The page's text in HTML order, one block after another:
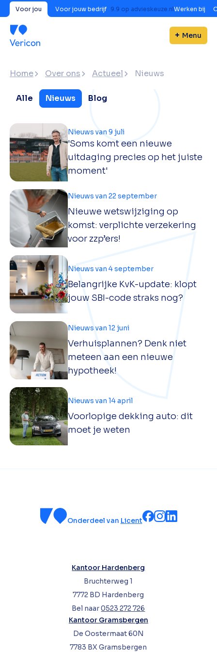
Voor jou Voor jouw bedrijf 9.9 op advieskeuze.nlWerken bij
Menu
Home Over ons Actueel Nieuws
Alle Nieuws Blog
'Soms komt een nieuwe
uitdaging precies op het juiste
moment'
Nieuws van 9 juli
Nieuwe wetswijziging op
komst: verplichte verzekering
voor zzp’ers!
Nieuws van 22 september
Belangrijke KvK-update: klopt
jouw SBI-code straks nog?
Nieuws van 4 september
Verhuisplannen? Denk niet
meteen aan een nieuwe
hypotheek!
Nieuws van 12 juni
Voorlopige dekking auto: dit
moet je weten
Nieuws van 14 april
Onderdeel van Licent
Kantoor Hardenberg
Bruchterweg 1
7772 BD Hardenberg
Bel naar0523 272 726
Kantoor Gramsbergen
De Oostermaat 60N
7783 BX Gramsbergen